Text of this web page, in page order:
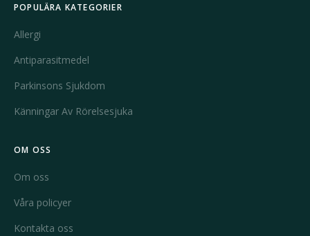
POPULÄRA KATEGORIER
Allergi
Antiparasitmedel
Parkinsons Sjukdom
Känningar Av Rörelsesjuka
OM OSS
Om oss
Våra policyer
Kontakta oss